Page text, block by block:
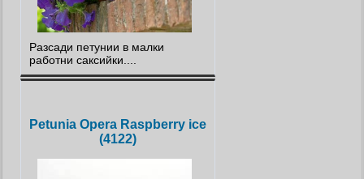
Разсади петунии в малки
работни саксийки....
Petunia Opera Raspberry ice
(4122)